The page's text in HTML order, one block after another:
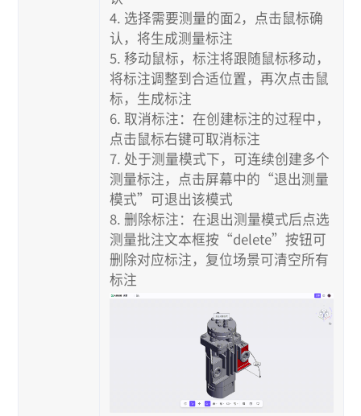
4. 选择需要测量的面2，点击鼠标确
认，将生成测量标注
5. 移动鼠标，标注将跟随鼠标移动，
将标注调整到合适位置，再次点击鼠
标，生成标注
6. 取消标注：在创建标注的过程中，
点击鼠标右键可取消标注
7. 处于测量模式下，可连续创建多个
测量标注，点击屏幕中的“退出测量
模式”可退出该模式
8. 删除标注：在退出测量模式后点选
测量批注文本框按“delete”按钮可
删除对应标注，复位场景可清空所有
标注